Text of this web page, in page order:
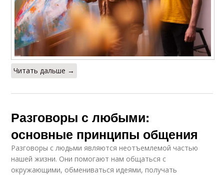
Читать дальше →
Разговоры с любыми:
основные принципы общения
Разговоры с людьми являются неотъемлемой частью
нашей жизни. Они помогают нам общаться с
окружающими, обмениваться идеями, получать